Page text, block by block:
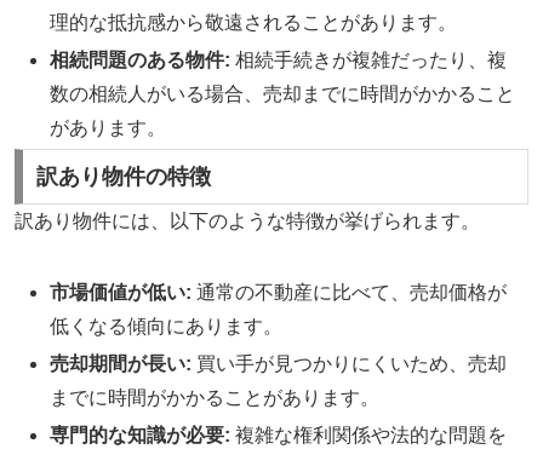
理的な抵抗感から敬遠されることがあります。
相続問題のある物件: 相続手続きが複雑だったり、複
数の相続人がいる場合、売却までに時間がかかること
があります。
訳あり物件の特徴
訳あり物件には、以下のような特徴が挙げられます。
市場価値が低い: 通常の不動産に比べて、売却価格が
低くなる傾向にあります。
売却期間が長い: 買い手が見つかりにくいため、売却
までに時間がかかることがあります。
専門的な知識が必要: 複雑な権利関係や法的な問題を